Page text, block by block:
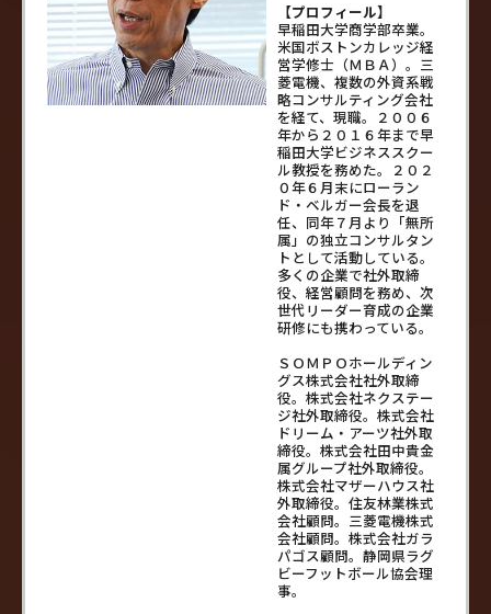
【プロフィール】
早稲田大学商学部卒業。
米国ボストンカレッジ経
営学修士（ＭＢＡ）。三
菱電機、複数の外資系戦
略コンサルティング会社
を経て、現職。２００６
年から２０１６年まで早
稲田大学ビジネススクー
ル教授を務めた。２０２
０年６月末にローラン
ド・ベルガー会長を退
任、同年７月より「無所
属」の独立コンサルタン
トとして活動している。
多くの企業で社外取締
役、経営顧問を務め、次
世代リーダー育成の企業
研修にも携わっている。
ＳＯＭＰＯホールディン
グス株式会社社外取締
役。株式会社ネクステー
ジ社外取締役。株式会社
ドリーム・アーツ社外取
締役。株式会社田中貴金
属グループ社外取締役。
株式会社マザーハウス社
外取締役。住友林業株式
会社顧問。三菱電機株式
会社顧問。株式会社ガラ
パゴス顧問。静岡県ラグ
ビーフットボール協会理
事。